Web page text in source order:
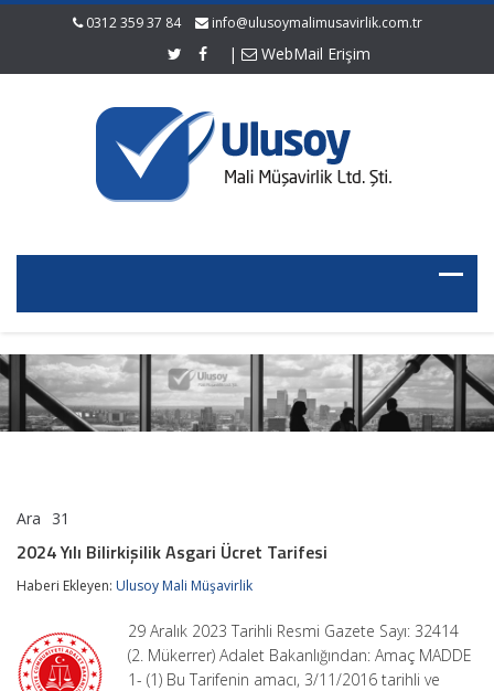
0312 359 37 84 info@ulusoymalimusavirlik.com.tr
| WebMail Erişim
Ara 31
Bilirkişilik
Ücret
2024 Yılı Bilirkişilik Asgari Ücret Tarifesi
Haberi Ekleyen: Ulusoy Mali Müşavirlik
29 Aralık 2023 Tarihli Resmi Gazete Sayı: 32414
(2. Mükerrer) Adalet Bakanlığından: Amaç MADDE
1- (1) Bu Tarifenin amacı, 3/11/2016 tarihli ve